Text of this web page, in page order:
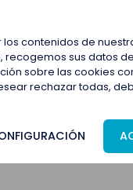
los contenidos de
sus datos
sobre las cookies
rechazar todas,